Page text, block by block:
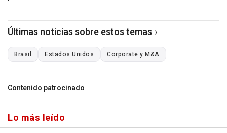
Últimas noticias sobre estos temas
Brasil Estados Unidos Corporate y M&A
Contenido patrocinado
Lo más leído